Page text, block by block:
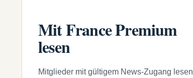
Mit France Premium
lesen
Mitglieder mit gültigem News-Zugang lesen